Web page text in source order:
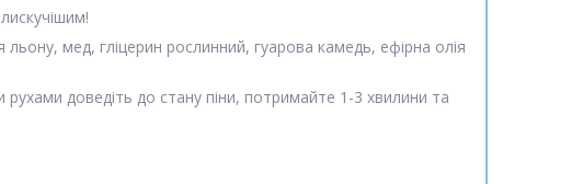
мед, гліцерин рослинний, гуарова камедь, ефірна олія
доведіть до стану піни, потримайте 1-3 хвилини та